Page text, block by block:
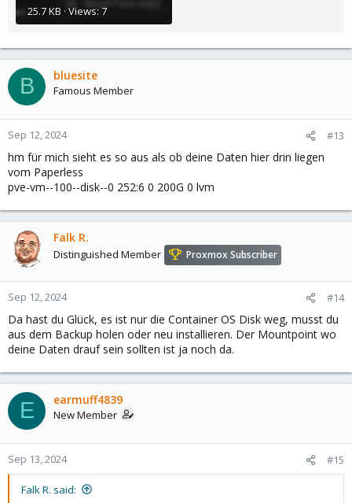
25.7 KB · Views: 7
B bluesite
Famous Member
Sep 12, 2024 #13
hm für mich sieht es so aus als ob deine Daten hier drin liegen
vom Paperless
pve-vm--100--disk--0 252:6 0 200G 0 lvm
Falk R.
Distinguished Member Proxmox Subscriber
Sep 12, 2024 #14
Da hast du Glück, es ist nur die Container OS Disk weg, musst du
aus dem Backup holen oder neu installieren. Der Mountpoint wo
deine Daten drauf sein sollten ist ja noch da.
E earmuff4839
New Member
Sep 13, 2024 #15
Falk R. said: